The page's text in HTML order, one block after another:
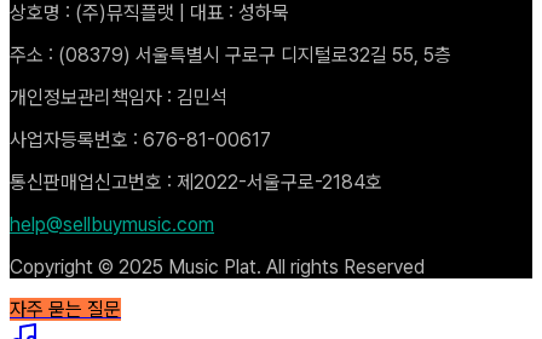
상호명 : (주)뮤직플랫 | 대표 : 성하묵
주소 : (08379) 서울특별시 구로구 디지털로32길 55, 5층
개인정보관리책임자 : 김민석
사업자등록번호 : 676-81-00617
통신판매업신고번호 : 제2022-서울구로-2184호
help@sellbuymusic.com
Copyright © 2025 Music Plat. All rights Reserved
자주 묻는 질문